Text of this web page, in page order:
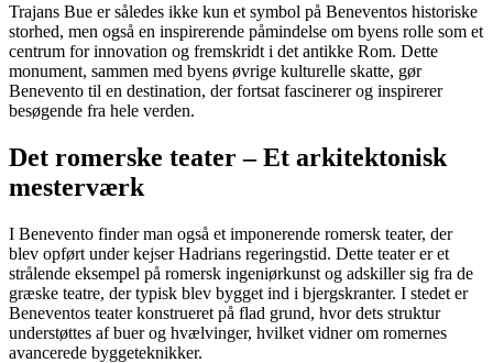
Trajans Bue er således ikke kun et symbol på Beneventos historiske
storhed, men også en inspirerende påmindelse om byens rolle som et
centrum for innovation og fremskridt i det antikke Rom. Dette
monument, sammen med byens øvrige kulturelle skatte, gør
Benevento til en destination, der fortsat fascinerer og inspirerer
besøgende fra hele verden.
Det romerske teater – Et arkitektonisk
mesterværk
I Benevento finder man også et imponerende romersk teater, der
blev opført under kejser Hadrians regeringstid. Dette teater er et
strålende eksempel på romersk ingeniørkunst og adskiller sig fra de
græske teatre, der typisk blev bygget ind i bjergskranter. I stedet er
Beneventos teater konstrueret på flad grund, hvor dets struktur
understøttes af buer og hvælvinger, hvilket vidner om romernes
avancerede byggeteknikker.